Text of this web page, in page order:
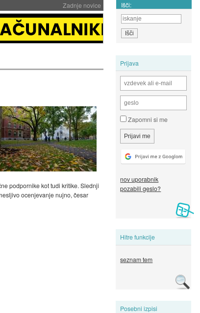
Zadnje novice Išči:
Prijava
Zapomni si me
nov uporabnik
pozabili geslo?
Hitre funkcije
seznam tem
Posebni izpisi
podpornike kot tudi kritike. Slednji
ocenjevanje nujno, česar